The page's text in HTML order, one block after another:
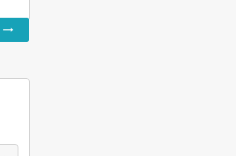
trending_flat